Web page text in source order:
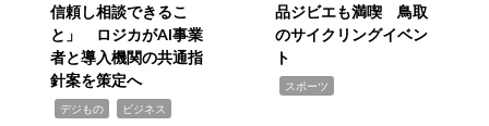
信頼し相談できるこ
と」 ロジカがAI事業
者と導入機関の共通指
針案を策定へ
デジもの ビジネス
品ジビエも満喫 鳥取
のサイクリングイベン
ト
スポーツ